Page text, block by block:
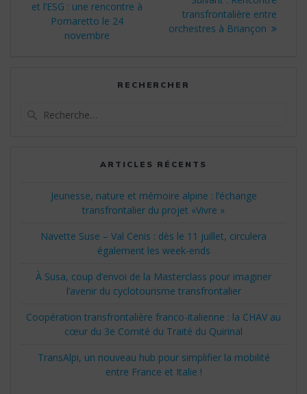
de
l’article
précédent
:
et l’ESG : une rencontre à
Pomaretto le 24
novembre
suivant
:
transfrontalière entre
orchestres à Briançon
RECHERCHER
ARTICLES RÉCENTS
Jeunesse, nature et mémoire alpine : l’échange
transfrontalier du projet «Vivre »
Navette Suse – Val Cenis : dès le 11 juillet, circulera
également les week-ends
À Susa, coup d’envoi de la Masterclass pour imaginer
l’avenir du cyclotourisme transfrontalier
Coopération transfrontalière franco-italienne : la CHAV au
cœur du 3e Comité du Traité du Quirinal
TransAlpi, un nouveau hub pour simplifier la mobilité
entre France et Italie !